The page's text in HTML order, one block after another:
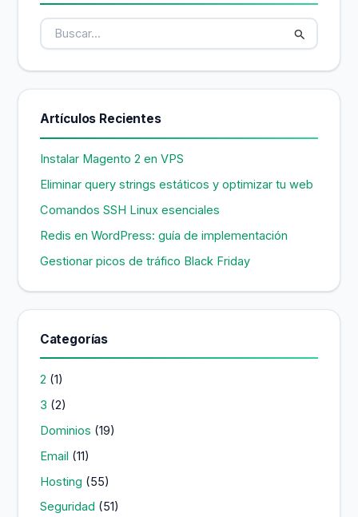
B
c
a
p
o
r
Artículos Recientes
Instalar Magento 2 en VPS
Eliminar query strings estáticos y optimizar tu web
Comandos SSH Linux esenciales
Redis en WordPress: guía de implementación
Gestionar picos de tráfico Black Friday
Categorías
2 (1)
3 (2)
Dominios (19)
Email (11)
Hosting (55)
Seguridad (51)